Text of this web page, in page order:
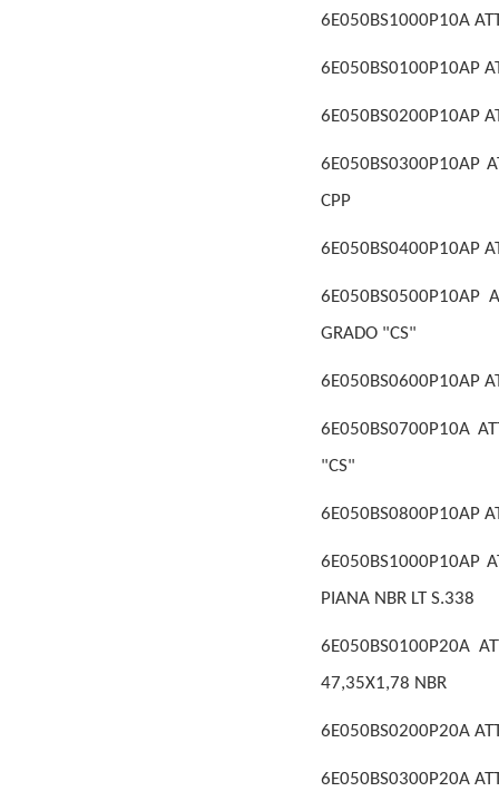
6E050BS1000P10A
6E050BS0100P10AP
6E050BS0200P10AP
6E050BS0300P10AP
CPP
6E050BS0400P10AP
6E050BS0500P10AP
GRADO "CS"
6E050BS0600P10AP
6E050BS0700P10A
"CS"
6E050BS0800P10AP
6E050BS1000P10AP
PIANA NBR LT S.338
6E050BS0100P20A
47,35X1,78 NBR
6E050BS0200P20A
6E050BS0300P20A